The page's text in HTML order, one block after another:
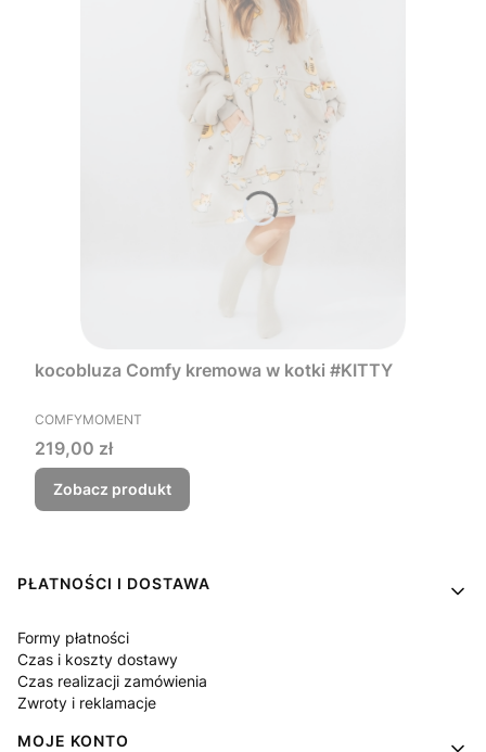
kocobluza Comfy kremowa w kotki #KITTY
PRODUCENT
COMFYMOMENT
Cena
219,00 zł
Zobacz produkt
Linki w stopce
PŁATNOŚCI I DOSTAWA
Formy płatności
Czas i koszty dostawy
Czas realizacji zamówienia
Zwroty i reklamacje
MOJE KONTO